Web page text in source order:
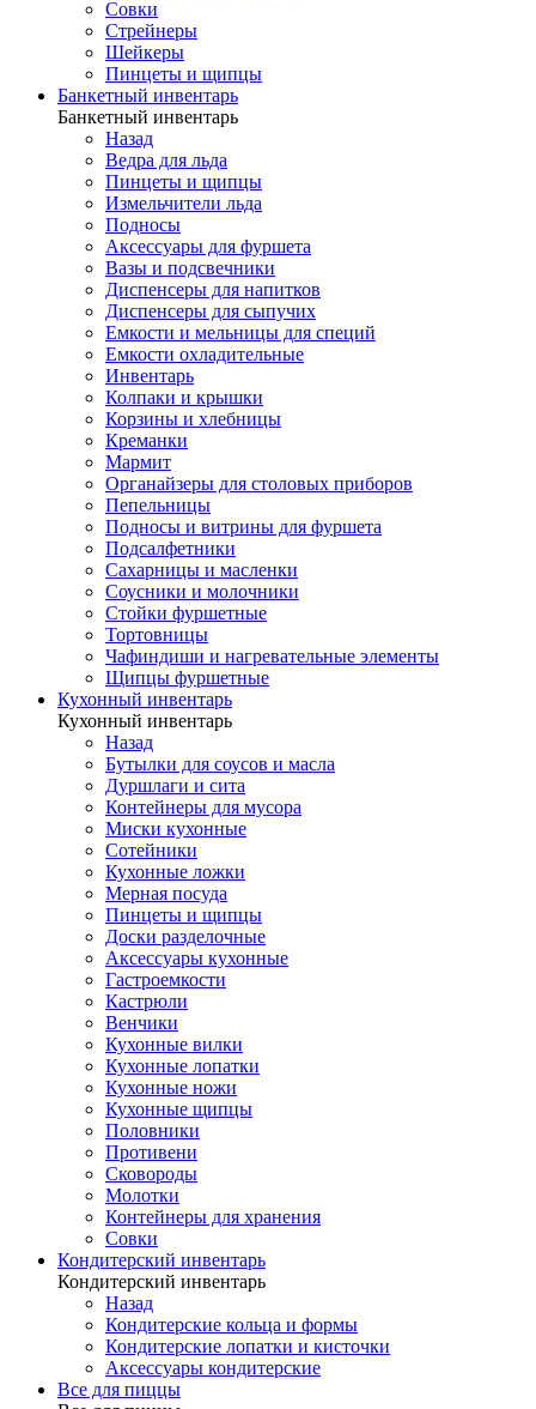
Совки
Стрейнеры
Шейкеры
Пинцеты и щипцы
Банкетный инвентарь
Банкетный инвентарь
Назад
Ведра для льда
Пинцеты и щипцы
Измельчители льда
Подносы
Аксессуары для фуршета
Вазы и подсвечники
Диспенсеры для напитков
Диспенсеры для сыпучих
Емкости и мельницы для специй
Емкости охладительные
Инвентарь
Колпаки и крышки
Корзины и хлебницы
Креманки
Мармит
Органайзеры для столовых приборов
Пепельницы
Подносы и витрины для фуршета
Подсалфетники
Сахарницы и масленки
Соусники и молочники
Стойки фуршетные
Тортовницы
Чафиндиши и нагревательные элементы
Щипцы фуршетные
Кухонный инвентарь
Кухонный инвентарь
Назад
Бутылки для соусов и масла
Дуршлаги и сита
Контейнеры для мусора
Миски кухонные
Сотейники
Кухонные ложки
Мерная посуда
Пинцеты и щипцы
Доски разделочные
Аксессуары кухонные
Гастроемкости
Кастрюли
Венчики
Кухонные вилки
Кухонные лопатки
Кухонные ножи
Кухонные щипцы
Половники
Противени
Сковороды
Молотки
Контейнеры для хранения
Совки
Кондитерский инвентарь
Кондитерский инвентарь
Назад
Кондитерские кольца и формы
Кондитерские лопатки и кисточки
Аксессуары кондитерские
Все для пиццы